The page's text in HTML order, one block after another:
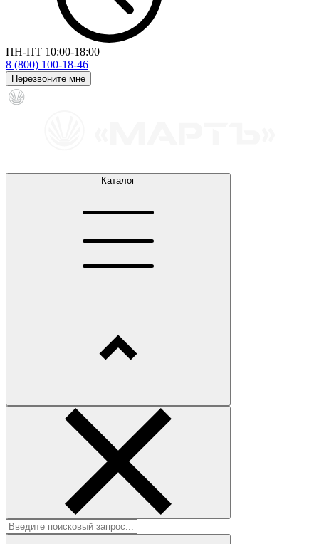
ПН-ПТ 10:00-18:00
8 (800) 100-18-46
Перезвоните мне
Каталог